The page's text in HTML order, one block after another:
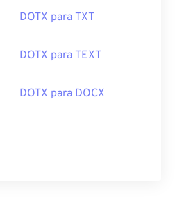
DOTX para TXT
DOTX para TEXT
DOTX para DOCX